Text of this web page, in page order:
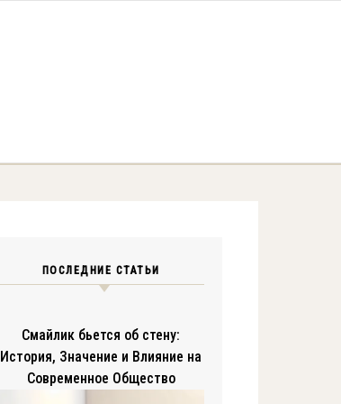
ПОСЛЕДНИЕ СТАТЬИ
Смайлик бьется об стену:
История, Значение и Влияние на
Современное Общество